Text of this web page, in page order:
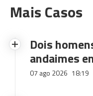
Mais Casos
Dois
andaimes
07 ago 2026 18:19